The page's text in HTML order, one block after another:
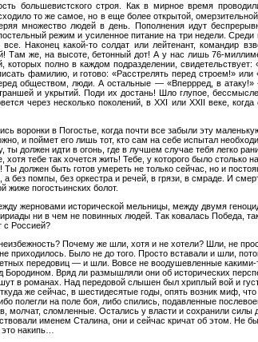
большевистского строя. Как в мирное время
то же самое, но в еще более открытой,
множество людей в день. Пополнения идут
режим и усиленное питание на три недели.
Наконец какой-то солдат или лейтенант, командир
Там же, на высоте, бетонный дот! А у нас лишь 76-
которых полно в каждом подразделении,
фамилию, и готово: «Расстрелять перед строем!»
обществом, люди. А остальные — «Вперрред, в
и укрытий. Поди их достань! Шло глупое,
через несколько поколений, в XXI или XXII веке,
воронки в Погостье, когда почти все забыли эту
и поймет его лишь тот, кто сам на себе испытал
должен идти в огонь, где в лучшем случае тебя легко
хотя тебе так хочется жить! Тебе, у которого было
Ты должен быть готов умереть не только сейчас, но и
а без помпы, без оркестра и речей, в грязи, в смраде. И
жиже погостьинских болот.
жерновами исторической мельницы, между двумя
ни в чем не повинных людей. Так ковалась Победа,
с Россией?
Почему же шли, хотя и не хотели? Шли, не
приходилось. Было не до того. Просто вставали и шли,
передовиц — и шли. Вовсе не воодушевленные
Вряд ли размышляли они об исторических
в романах. Над передовой слышен был хриплый вой и
же сейчас, в шестидесятые годы, опять возник миф,
полегли на поле боя, либо спились, подавленные
молчат, сломленные. Остались у власти и сохранили силы
именем Сталина, они и сейчас кричат об этом. Не
накипь…